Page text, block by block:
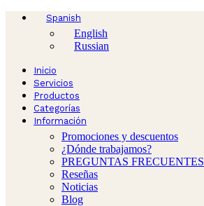
Spanish
English
Russian
Inicio
Servicios
Productos
Categorías
Información
Promociones y descuentos
¿Dónde trabajamos?
PREGUNTAS FRECUENTES
Reseñas
Noticias
Blog